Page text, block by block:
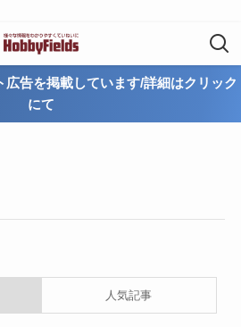
告を掲載しています/詳細はクリック
にて
人気記事